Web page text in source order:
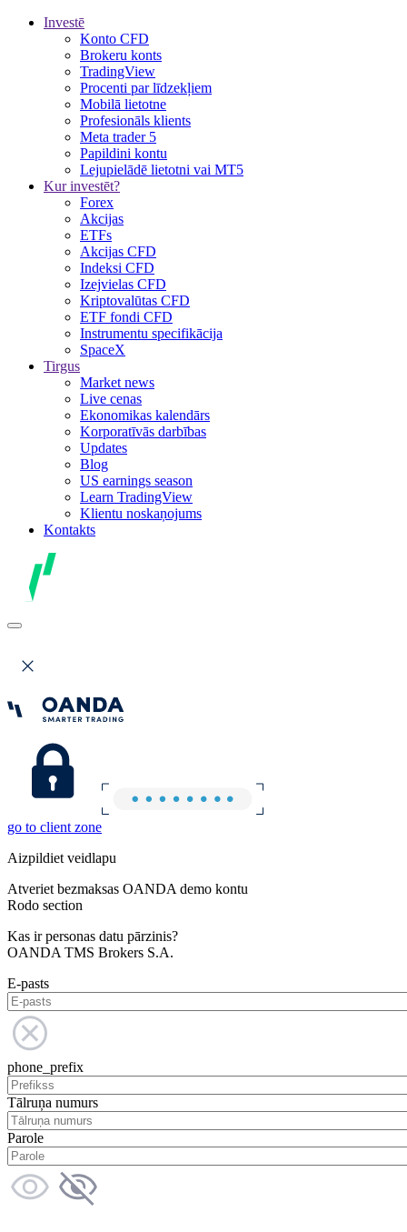
Investē
Konto CFD
Brokeru konts
TradingView
Procenti par līdzekļiem
Mobilā lietotne
Profesionāls klients
Meta trader 5
Papildini kontu
Lejupielādē lietotni vai MT5
Kur investēt?
Forex
Akcijas
ETFs
Akcijas CFD
Indeksi CFD
Izejvielas CFD
Kriptovalūtas CFD
ETF fondi CFD
Instrumentu specifikācija
SpaceX
Tirgus
Market news
Live cenas
Ekonomikas kalendārs
Korporatīvās darbības
Updates
Blog
US earnings season
Learn TradingView
Klientu noskaņojums
Kontakts
go to client zone
Aizpildiet veidlapu
Atveriet bezmaksas OANDA demo kontu
Rodo section
Kas ir personas datu pārzinis?
OANDA TMS Brokers S.A.
E-pasts
phone_prefix
Tālruņa numurs
Parole